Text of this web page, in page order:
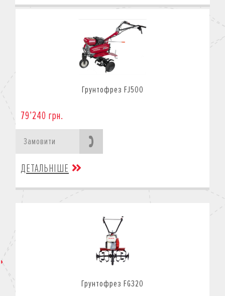
Грунтофрез FJ500
79’240 грн.
Замовити
ДЕТАЛЬНІШЕ
Грунтофрез FG320